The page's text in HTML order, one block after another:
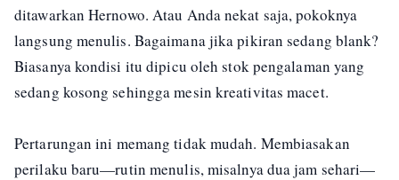
ditawarkan Hernowo. Atau Anda nekat saja, pokoknya
langsung menulis. Bagaimana jika pikiran sedang blank?
Biasanya kondisi itu dipicu oleh stok pengalaman yang
sedang kosong sehingga mesin kreativitas macet.
Pertarungan ini memang tidak mudah. Membiasakan
perilaku baru—rutin menulis, misalnya dua jam sehari—